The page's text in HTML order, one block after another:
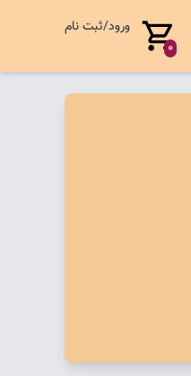
0
ورود/ثبت نام